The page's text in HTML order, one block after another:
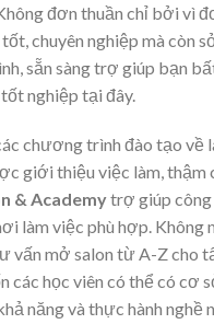
đơn thuần chỉ bởi vì
chuyên nghiệp mà còn
sẵn sàng trợ giúp bạn
nghiệp tại đây.
chương trình đào tạo về
giới thiệu việc làm, thậm
& Academytrợ giúp
làm việc phù hợp. Không
vấn mở salon từ A-Z cho
các học viên có thể có cơ
năng và thực hành nghề